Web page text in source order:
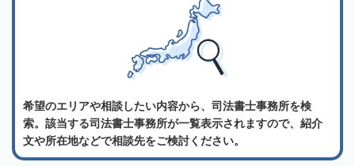
希望のエリアや相談したい内容から、司法書士事務所を検
索。該当する司法書士事務所が一覧表示されますので、紹介
文や所在地などで相談先をご検討ください。